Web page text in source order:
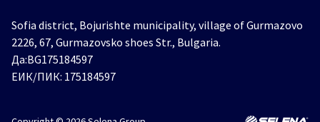
Sofia district, Bojurishte municipality, village of Gurmazovo
2226, 67, Gurmazovsko shoes Str., Bulgaria.
Да:BG175184597
ЕИК/ПИК: 175184597